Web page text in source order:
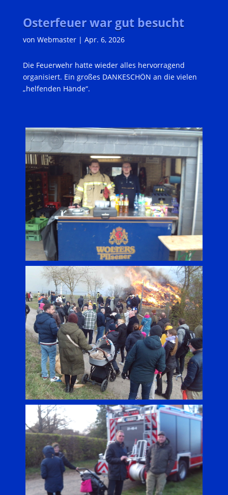
Osterfeuer war gut besucht
von Webmaster| Apr. 6, 2026
Die Feuerwehr hatte wieder alles hervorragend
organisiert. Ein großes DANKESCHÖN an die vielen
„helfenden Hände“.